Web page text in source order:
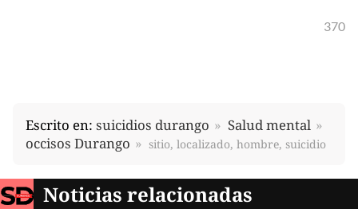
370
Escrito en: suicidios durango
Salud mental
occisos Durango
sitio, localizado, hombre, suicidio
Noticias relacionadas